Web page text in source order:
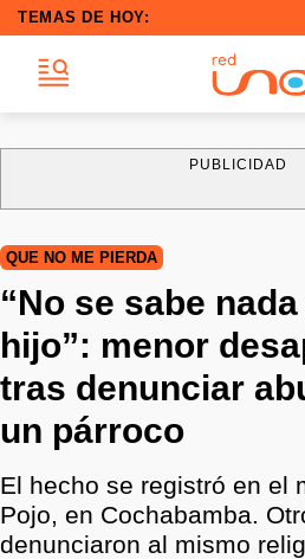
TEMAS DE HOY:
PUBLICIDAD
QUE NO ME PIERDA
“No se sabe
hijo”: menor
tras denunciar
un párroco
El hecho se registró en el
Pojo, en Cochabamba.
denunciaron al mismo